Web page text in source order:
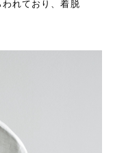
れており、着脱